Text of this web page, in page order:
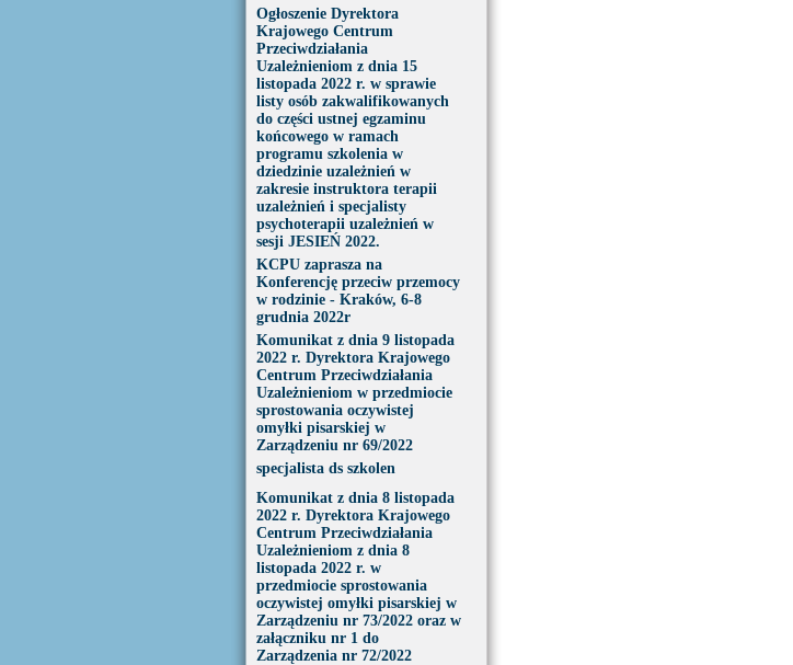
Ogłoszenie Dyrektora
Krajowego Centrum
Przeciwdziałania
Uzależnieniom z dnia 15
listopada 2022 r. w sprawie
listy osób zakwalifikowanych
do części ustnej egzaminu
końcowego w ramach
programu szkolenia w
dziedzinie uzależnień w
zakresie instruktora terapii
uzależnień i specjalisty
psychoterapii uzależnień w
sesji JESIEŃ 2022.
KCPU zaprasza na
Konferencję przeciw przemocy
w rodzinie - Kraków, 6-8
grudnia 2022r
Komunikat z dnia 9 listopada
2022 r. Dyrektora Krajowego
Centrum Przeciwdziałania
Uzależnieniom w przedmiocie
sprostowania oczywistej
omyłki pisarskiej w
Zarządzeniu nr 69/2022
specjalista ds szkolen
Komunikat z dnia 8 listopada
2022 r. Dyrektora Krajowego
Centrum Przeciwdziałania
Uzależnieniom z dnia 8
listopada 2022 r. w
przedmiocie sprostowania
oczywistej omyłki pisarskiej w
Zarządzeniu nr 73/2022 oraz w
załączniku nr 1 do
Zarządzenia nr 72/2022